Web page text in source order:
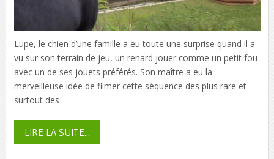
Lupe, le chien d’une famille a eu toute une surprise quand il a
vu sur son terrain de jeu, un renard jouer comme un petit fou
avec un de ses jouets préférés. Son maître a eu la
merveilleuse idée de filmer cette séquence des plus rare et
surtout des
LIRE LA SUITE...